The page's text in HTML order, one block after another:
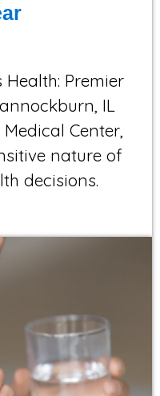
Health: Premier
IL
Center,
nature of
decisions.